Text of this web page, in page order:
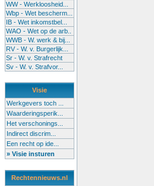
WW - Werkloosheid...
Wbp - Wet bescherm...
IB - Wet inkomstbel...
WAO - Wet op de arb..
WWB - W. werk & bij...
RV - W. v. Burgerlijk...
Sr - W. v. Strafrecht
Sv - W. v. Strafvor...
Visie
Werkgevers toch ...
Waarderingsperik...
Het verschonings...
Indirect discrim...
Een recht op ide...
» Visie insturen
Rechtennieuws.nl